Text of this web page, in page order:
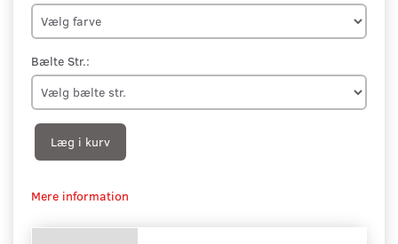
Bælte Str.:
Læg i kurv
Mere information